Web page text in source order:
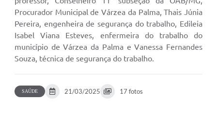
Enfrentando o COVID-19
Contratos
Audiências Públicas
Arquivos para Download
Notícias
Procurador Municipal de Várzea da Palma, Thais Júnia
Pereira, engenheira de segurança do trabalho, Edileia
Isabel Viana Esteves, enfermeira do trabalho do
município de Várzea da Palma e Vanessa Fernandes
Souza, técnica de segurança do trabalho.
SAÚDE 21/03/2025 17 fotos